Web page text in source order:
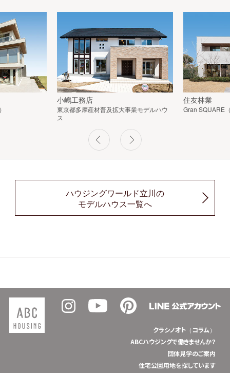
小嶋工務店
東京都多摩産材普及拡大事業モデルハウ
ス
住友林業
Gran SQUARE
ハウジングワールド立川の
モデルハウス一覧へ
クラシノオト（コラム）
ABCハウジングで働きませんか？
団体見学のご案内
住宅公園用地を探しています